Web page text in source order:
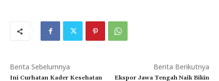
Berita Sebelumnya
Ini Curhatan Kader Kesehatan
Berita Berikutnya
Ekspor Jawa Tengah Naik Bikin